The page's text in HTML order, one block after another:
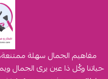
مفاهيم الجمال سهلة
حياتنا وكُل ذا عين يرى الجمال